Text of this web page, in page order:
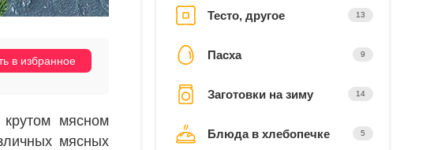
в избранное
мясном
мясных
Тесто, другое 13
Пасха 9
Заготовки на зиму 14
Блюда в хлебопечке 5